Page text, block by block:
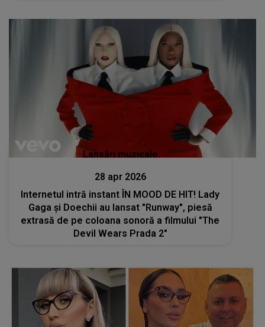
Lansări muzicale
28 apr 2026
Internetul intră instant ÎN MOOD DE HIT! Lady
Gaga și Doechii au lansat "Runway", piesă
extrasă de pe coloana sonoră a filmului "The
Devil Wears Prada 2"